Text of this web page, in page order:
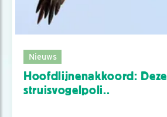
Nieuws
Hoofdlijnenakkoord: Deze
struisvogelpoli..